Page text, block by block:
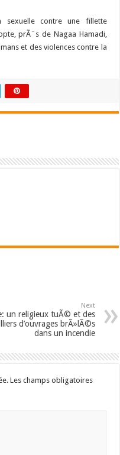
sexuelle contre une fillette
prÃ¨s de Nagaa Hamadi,
et des violences contre la
Next
un religieux tuÃ© et des
d’ouvrages brÃ»lÃ©s
dans un incendie
Les champs obligatoires